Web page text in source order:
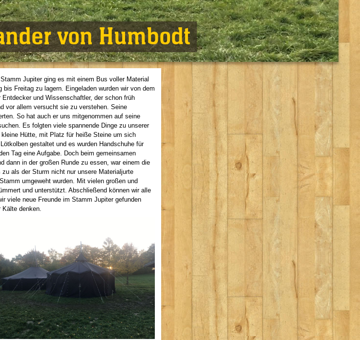
von Humbodt
Jupiter ging es mit einem Bus voller Material
Freitag zu lagern. Eingeladen wurden wir von dem
und Wissenschaftler, der schon früh
vor allem versucht sie zu verstehen. Seine
So hat auch er uns mitgenommen auf seine
Es folgten viele spannende Dinge zu unserer
Hütte, mit Platz für heiße Steine um sich
gestaltet und es wurden Handschuhe für
Tag eine Aufgabe. Doch beim gemeinsamen
dann in der großen Runde zu essen, war einem die
als der Sturm nicht nur unsere Materialjurte
umgeweht wurden. Mit vielen großen und
und unterstützt. Abschließend können wir alle
viele neue Freunde im Stamm Jupiter gefunden
Kälte denken.